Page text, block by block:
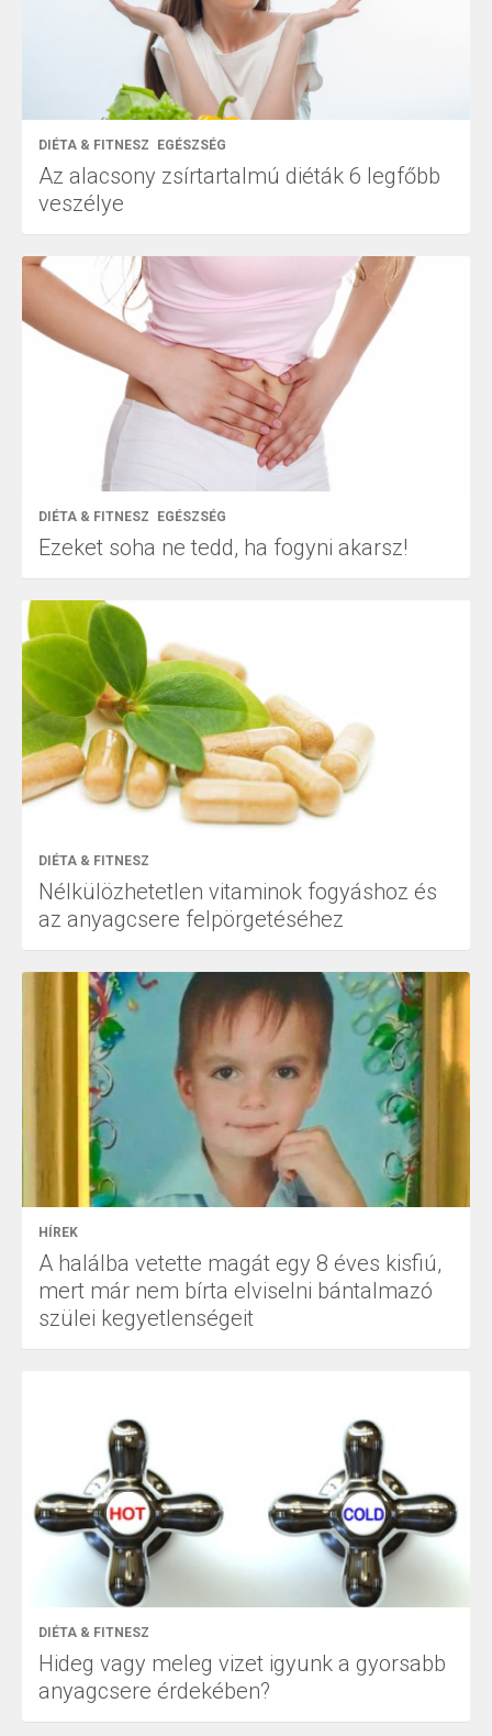
DIÉTA & FITNESZ EGÉSZSÉG
Az alacsony zsírtartalmú diéták 6 legfőbb
veszélye
DIÉTA & FITNESZ EGÉSZSÉG
Ezeket soha ne tedd, ha fogyni akarsz!
DIÉTA & FITNESZ
Nélkülözhetetlen vitaminok fogyáshoz és
az anyagcsere felpörgetéséhez
HÍREK
A halálba vetette magát egy 8 éves kisfiú,
mert már nem bírta elviselni bántalmazó
szülei kegyetlenségeit
DIÉTA & FITNESZ
Hideg vagy meleg vizet igyunk a gyorsabb
anyagcsere érdekében?